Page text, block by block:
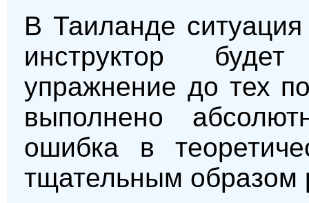
В Таиланде
инструктор
упражнение до тех
выполнено
ошибка в
тщательным образом